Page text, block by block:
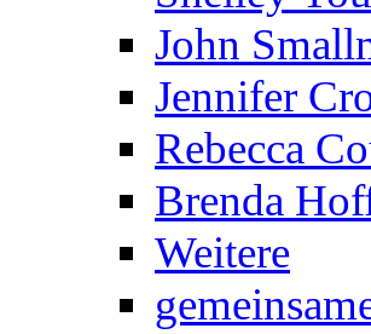
John
Jennifer
Rebecca
Brenda
Weitere